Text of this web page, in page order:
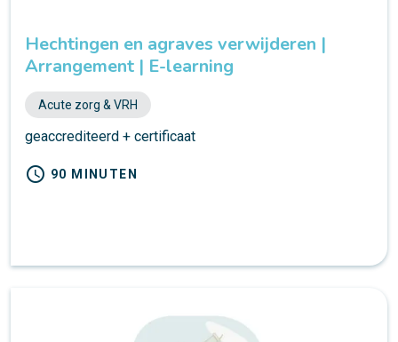
Hechtingen en agraves verwijderen |
Arrangement | E-learning
Acute zorg & VRH
geaccrediteerd + certificaat
schedule 90 MINUTEN